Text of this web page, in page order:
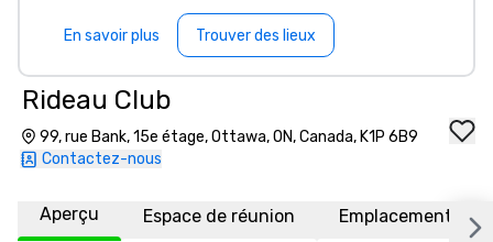
En savoir plus Trouver des lieux
Rideau Club
99, rue Bank, 15e étage, Ottawa, ON, Canada, K1P 6B9
Contactez-nous
Aperçu Espace de réunion Emplacement